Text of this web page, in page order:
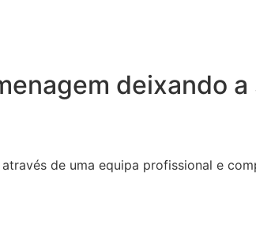
deixando
de uma equipa profissional e